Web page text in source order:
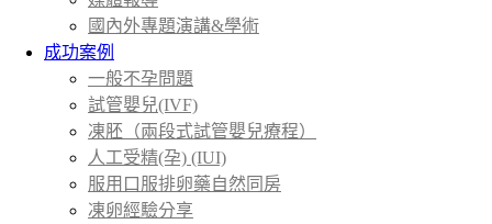
國內外專題演講&學術
成功案例
一般不孕問題
試管嬰兒(IVF)
凍胚（兩段式試管嬰兒療程）
人工受精(孕) (IUI)
服用口服排卵藥自然同房
凍卵經驗分享